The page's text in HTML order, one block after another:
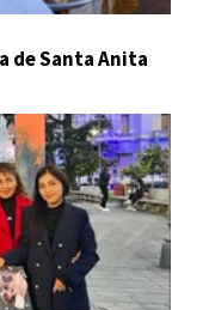
de Santa Anita